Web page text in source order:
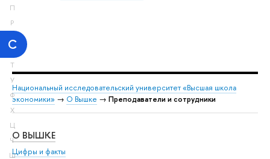
П
Р
С
Т
У
Ф
Х
Ц
Ч
Ш
Национальный исследовательский университет «Высшая школа
экономики» → О Вышке → Преподаватели и сотрудники
О ВЫШКЕ
Цифры и факты